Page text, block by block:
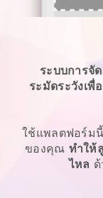
ระบบการจั
ระมัดระวังเพื่
ใช้แพลตฟอร์ม
ของคุณ ทำให้
ไหล